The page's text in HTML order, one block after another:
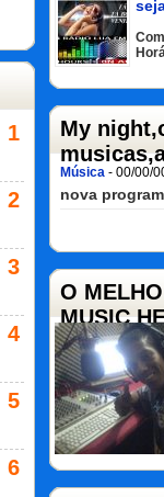
1
2
3
4
5
6
My
Música - 00/00/
nova
O
MUSIC